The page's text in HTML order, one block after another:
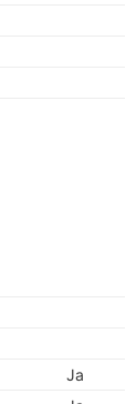
Ja